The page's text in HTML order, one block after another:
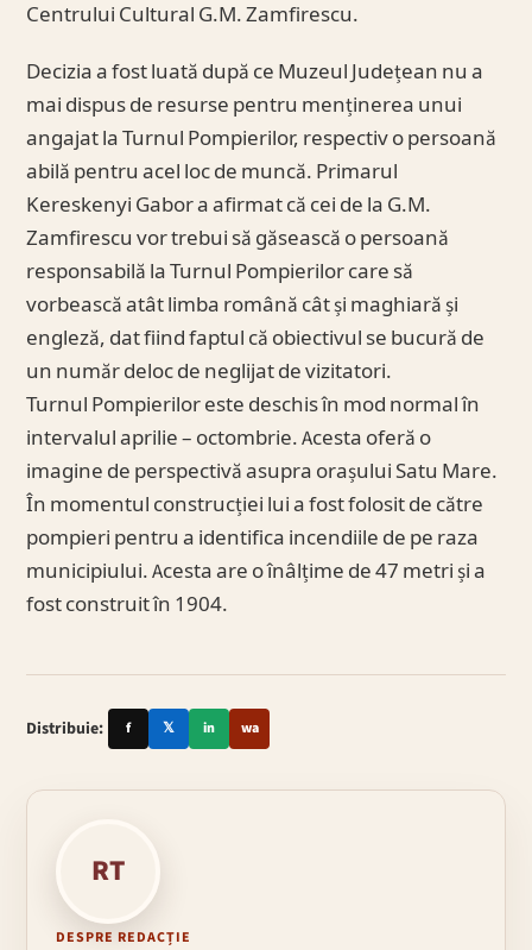
Centrului Cultural G.M. Zamfirescu.
Decizia a fost luată după ce Muzeul Județean nu a
mai dispus de resurse pentru menținerea unui
angajat la Turnul Pompierilor, respectiv o persoană
abilă pentru acel loc de muncă. Primarul
Kereskenyi Gabor a afirmat că cei de la G.M.
Zamfirescu vor trebui să găsească o persoană
responsabilă la Turnul Pompierilor care să
vorbească atât limba română cât și maghiară și
engleză, dat fiind faptul că obiectivul se bucură de
un număr deloc de neglijat de vizitatori.
Turnul Pompierilor este deschis în mod normal în
intervalul aprilie – octombrie. Acesta oferă o
imagine de perspectivă asupra orașului Satu Mare.
În momentul construcției lui a fost folosit de către
pompieri pentru a identifica incendiile de pe raza
municipiului. Acesta are o înâlțime de 47 metri și a
fost construit în 1904.
Distribuie: f 𝕏 in wa
RT
DESPRE REDACȚIE